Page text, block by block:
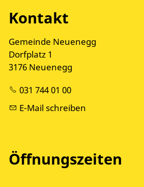
Kontakt
Gemeinde Neuenegg
Dorfplatz 1
3176 Neuenegg
031 744 01 00
E-Mail schreiben
Öffnungszeiten